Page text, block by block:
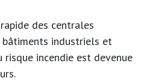
des centrales
industriels et
risque incendie est devenue